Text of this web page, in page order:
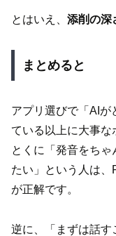
とはいえ、 添削の深
まとめると
アプリ選びで「AIが
ている以上に大事な
とくに「発音をち
たい」という人は、
が正解です。
逆に、「まずは話す